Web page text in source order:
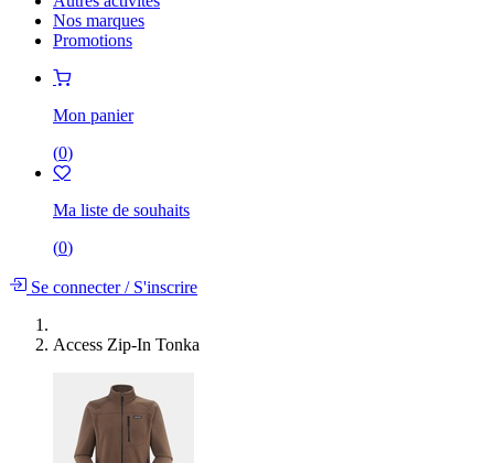
Nos marques
Promotions
Mon panier
(0)
Ma liste de souhaits
(0)
Se connecter/S'inscrire
Access Zip-In Tonka